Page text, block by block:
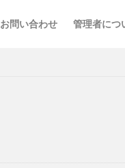
お問い合わせ 管理者につ